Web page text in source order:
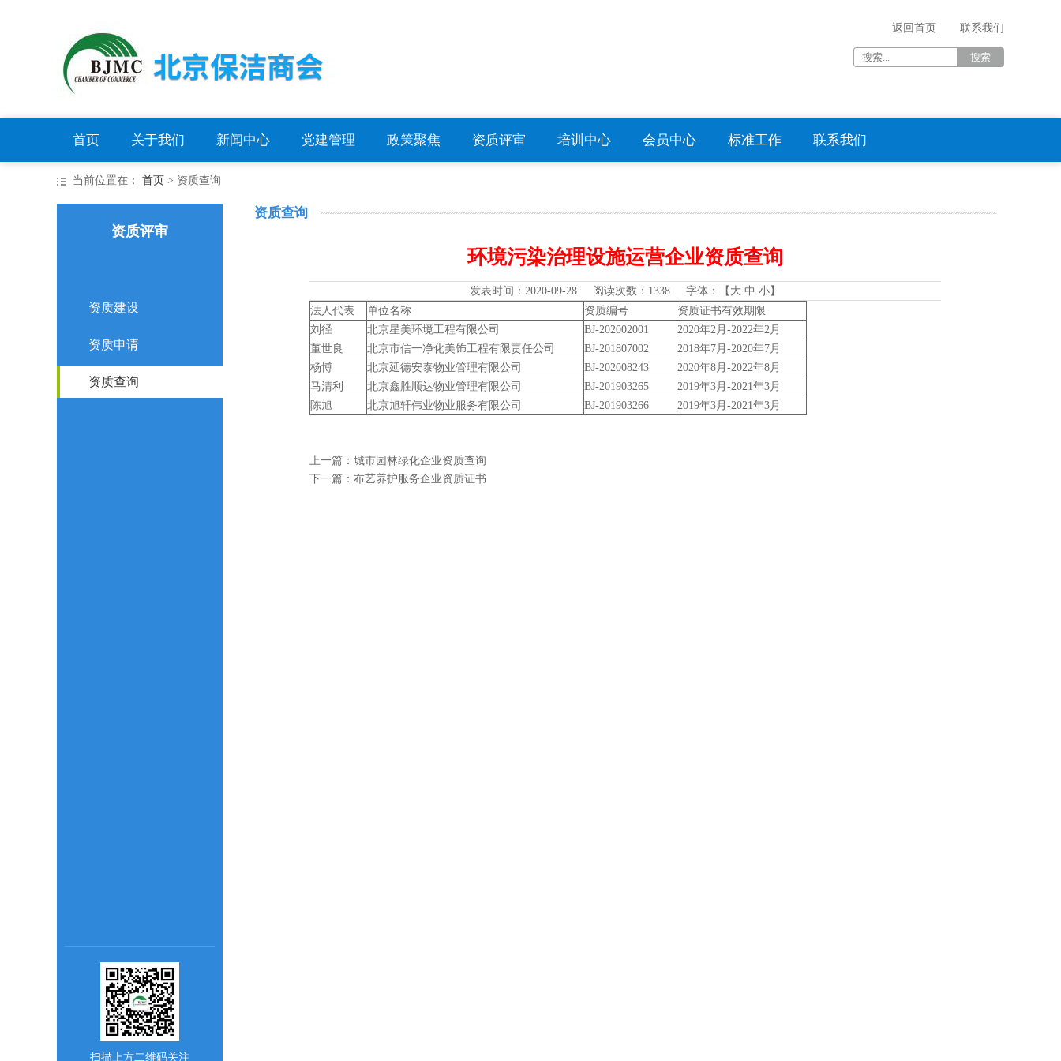
联系我们
返回首页
首页 关于我们 新闻中心 党建管理 政策聚焦 资质评审 培训中心 会员中心 标准工作 联系我们
当前位置在： 首页 > 资质查询
资质评审
资质建设
资质申请
资质查询
扫描上方二维码关注
资质查询
环境污染治理设施运营企业资质查询
发表时间： 2020-09-28 阅读次数： 1338 字体：【 大 中 小】
法人代表
单位名称 资质编号
资质证书有效期限
刘径
北京星美环境工程有限公司 BJ-202002001
2020年2月-2022年2月
董世良
北京市信一净化美饰工程有限责任公司 BJ-201807002
2018年7月-2020年7月
杨博
北京延德安泰物业管理有限公司 BJ-202008243
2020年8月-2022年8月
马清利
北京鑫胜顺达物业管理有限公司 BJ-201903265
2019年3月-2021年3月
陈旭
北京旭轩伟业物业服务有限公司 BJ-201903266 2019年3月-2021年3月
上一篇： 城市园林绿化企业资质查询
下一篇： 布艺养护服务企业资质证书